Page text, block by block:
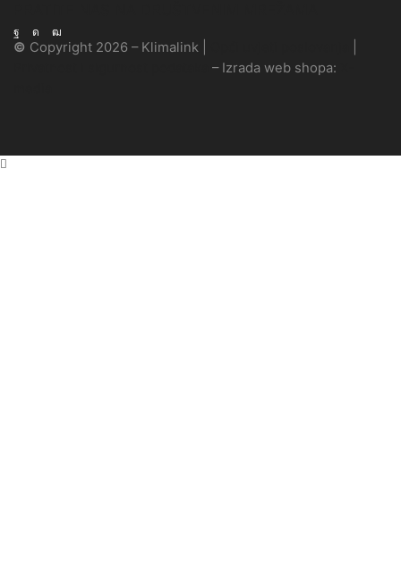
Facebook
Instagram
Youtube
© Copyright 2026 – Klimalink |
– Izrada web shopa: